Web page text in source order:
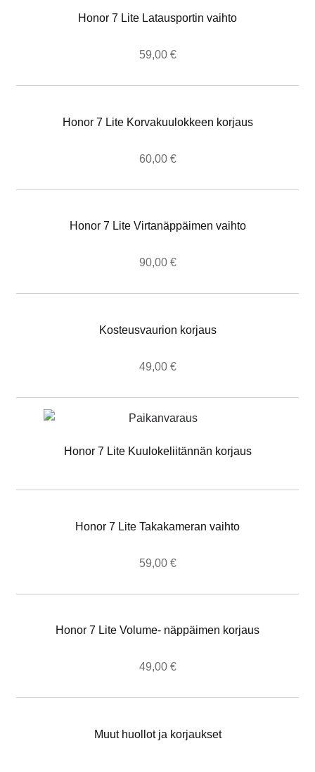
Honor 7 Lite Latausportin vaihto
59,00 €
Honor 7 Lite Korvakuulokkeen korjaus
60,00 €
Honor 7 Lite Virtanäppäimen vaihto
90,00 €
Kosteusvaurion korjaus
49,00 €
Honor 7 Lite Kuulokeliitännän korjaus
Honor 7 Lite Takakameran vaihto
59,00 €
Honor 7 Lite Volume- näppäimen korjaus
49,00 €
Muut huollot ja korjaukset